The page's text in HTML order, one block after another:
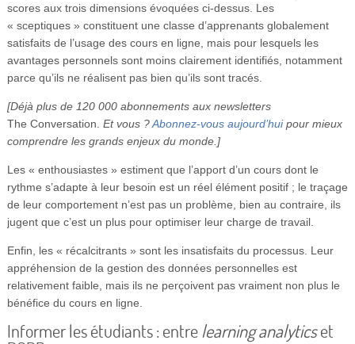
scores aux trois dimensions évoquées ci-dessus. Les
« sceptiques » constituent une classe d’apprenants globalement
satisfaits de l’usage des cours en ligne, mais pour lesquels les
avantages personnels sont moins clairement identifiés, notamment
parce qu’ils ne réalisent pas bien qu’ils sont tracés.
[Déjà plus de 120 000 abonnements aux newsletters
The Conversation. Et vous ?Abonnez-vous aujourd’huipour mieux
comprendre les grands enjeux du monde.]
Les « enthousiastes » estiment que l’apport d’un cours dont le
rythme s’adapte à leur besoin est un réel élément positif ; le traçage
de leur comportement n’est pas un problème, bien au contraire, ils
jugent que c’est un plus pour optimiser leur charge de travail.
Enfin, les « récalcitrants » sont les insatisfaits du processus. Leur
appréhension de la gestion des données personnelles est
relativement faible, mais ils ne perçoivent pas vraiment non plus le
bénéfice du cours en ligne.
Informer les étudiants : entre learning analyticset